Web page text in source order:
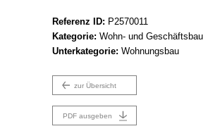
Referenz ID: P2570011
Kategorie: Wohn- und Geschäftsbau
Unterkategorie: Wohnungsbau
zur Übersicht
PDF ausgeben